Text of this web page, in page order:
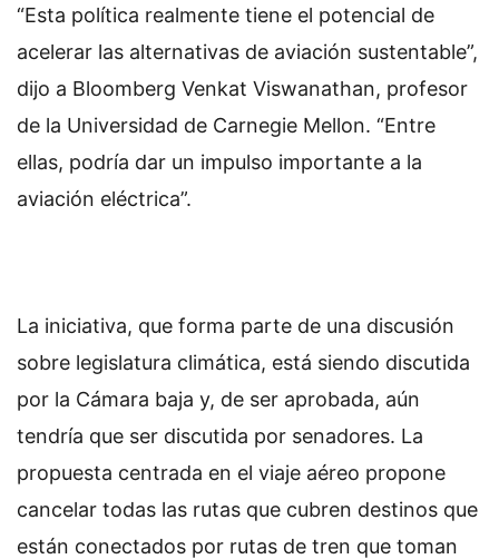
“Esta política realmente tiene el potencial de
acelerar las alternativas de aviación sustentable”,
dijo a Bloomberg Venkat Viswanathan, profesor
de la Universidad de Carnegie Mellon. “Entre
ellas, podría dar un impulso importante a la
aviación eléctrica”.
La iniciativa, que forma parte de una discusión
sobre legislatura climática, está siendo discutida
por la Cámara baja y, de ser aprobada, aún
tendría que ser discutida por senadores. La
propuesta centrada en el viaje aéreo propone
cancelar todas las rutas que cubren destinos que
están conectados por rutas de tren que toman